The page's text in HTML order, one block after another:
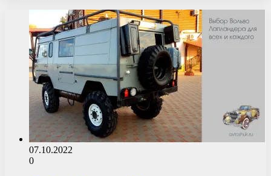
07.10.2022
0